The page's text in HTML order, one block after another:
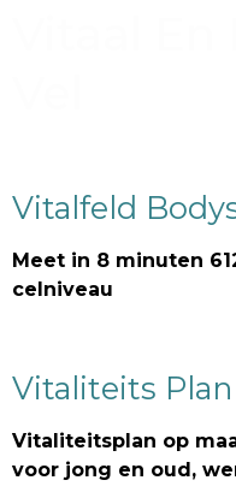
Vitalfeld
Meet in 8 minuten
celniveau
Vitaliteits Plan
Vitaliteitsplan op
voor jong en oud,